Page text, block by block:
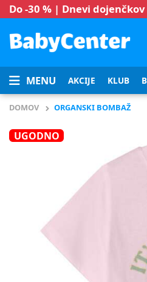
Do -30 % | Dnevi
MENU AKCIJE KLUB
DOMOV ORGANSKI BOMBAŽ
UGODNO